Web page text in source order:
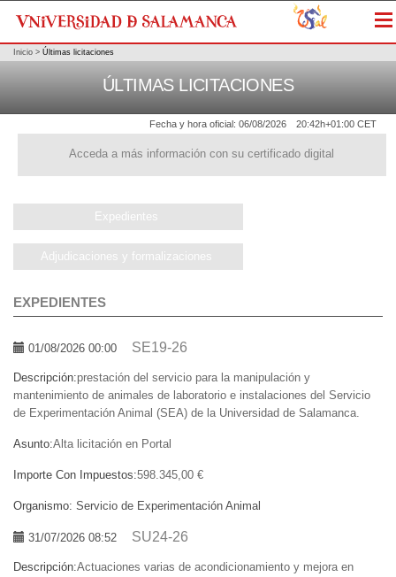
Fecha y hora oficial: 06/08/2026 20:42h+01:00 CET
Acceda a más información con su certificado digital
Inicio > Últimas licitaciones
ÚLTIMAS LICITACIONES
Expedientes
Adjudicaciones y formalizaciones
EXPEDIENTES
01/08/2026 00:00 SE19-26
Descripción:prestación del servicio para la manipulación y
mantenimiento de animales de laboratorio e instalaciones del Servicio
de Experimentación Animal (SEA) de la Universidad de Salamanca.
Asunto:Alta licitación en Portal
Importe Con Impuestos:598.345,00 €
Organismo: Servicio de Experimentación Animal
31/07/2026 08:52 SU24-26
Descripción:Actuaciones varias de acondicionamiento y mejora en